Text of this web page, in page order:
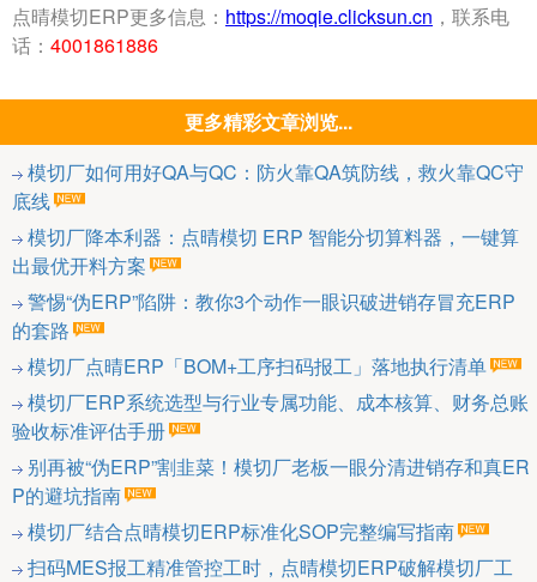
点晴模切ERP更多信息： https://moqie.clicksun.cn ，联系电
话： 4001861886
更多精彩文章浏览...
模切厂如何用好QA与QC：防火靠QA筑防线，救火靠QC守
底线
模切厂降本利器：点晴模切 ERP 智能分切算料器，一键算
出最优开料方案
警惕“伪ERP”陷阱：教你3个动作一眼识破进销存冒充ERP
的套路
模切厂点晴ERP「BOM+工序扫码报工」落地执行清单
模切厂ERP系统选型与行业专属功能、成本核算、财务总账
验收标准评估手册
别再被“伪ERP”割韭菜！模切厂老板一眼分清进销存和真ER
P的避坑指南
模切厂结合点晴模切ERP标准化SOP完整编写指南
扫码MES报工精准管控工时，点晴模切ERP破解模切厂工